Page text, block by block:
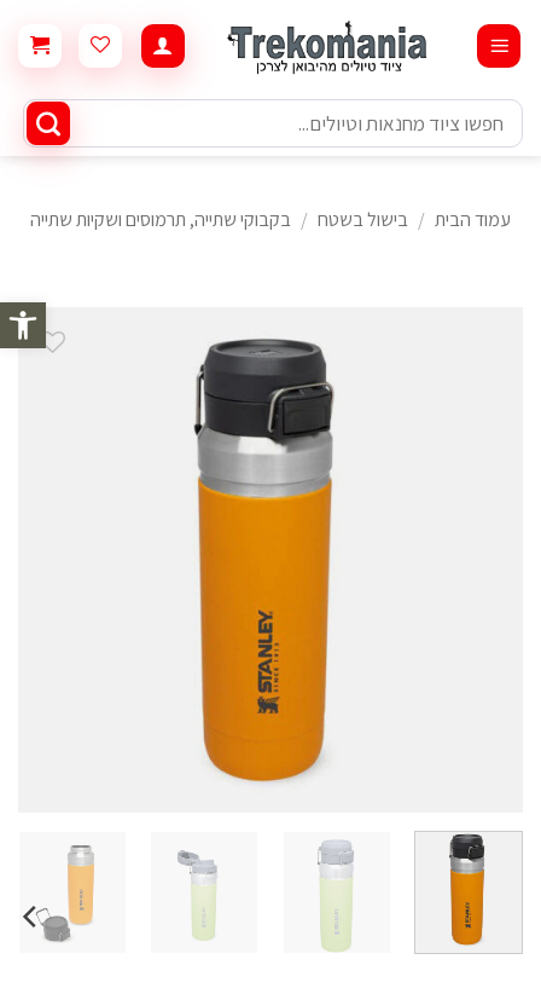
פתח
content
חיפוש
עבור:
עמוד הבית / בישול בשטח / בקבוקי שתייה, תרמוסים ושקיות שתייה